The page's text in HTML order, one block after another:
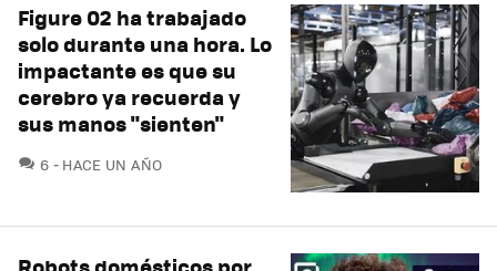
Figure 02 ha trabajado
solo durante una hora. Lo
impactante es que su
cerebro ya recuerda y
sus manos "sienten"
6 COMENTARIOS
HACE UN AÑO